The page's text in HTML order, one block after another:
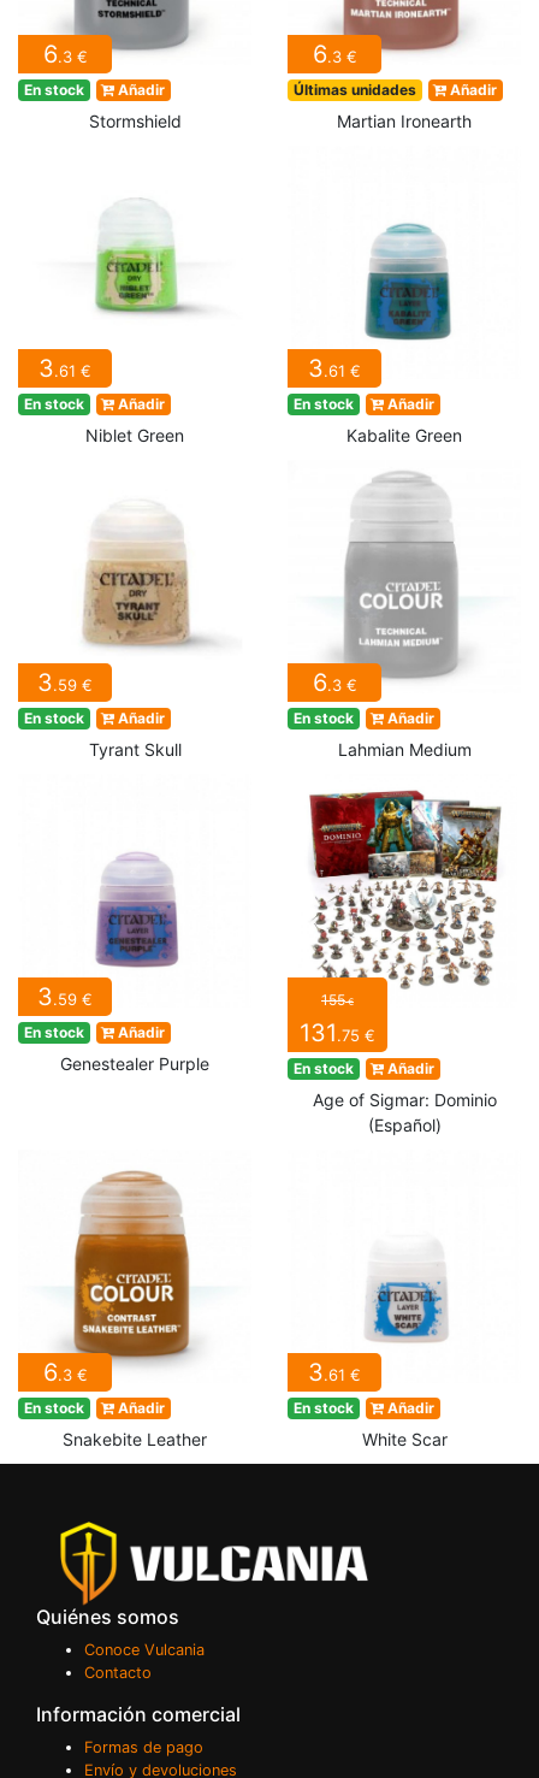
6.3 €
En stock Añadir
Stormshield
6.3 €
Últimas unidades Añadir
Martian Ironearth
3.61 €
En stock Añadir
Niblet Green
3.61 €
En stock Añadir
Kabalite Green
3.59 €
En stock Añadir
Tyrant Skull
6.3 €
En stock Añadir
Lahmian Medium
3.59 €
En stock Añadir
Genestealer Purple
155€
131.75 €
En stock Añadir
Age of Sigmar: Dominio
(Español)
6.3 €
En stock Añadir
Snakebite Leather
3.61 €
En stock Añadir
White Scar
Quiénes somos
Conoce Vulcania
Contacto
Información comercial
Formas de pago
Envío y devoluciones